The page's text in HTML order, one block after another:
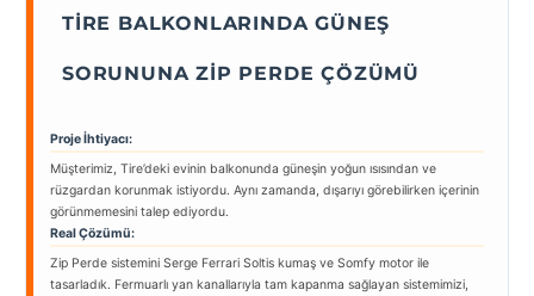
TIRE BALKONLARINDA GÜNEŞ
SORUNUNA ZIP PERDE ÇÖZÜMÜ
Proje İhtiyacı:
Müşterimiz, Tire’deki evinin balkonunda güneşin yoğun ısısından ve
rüzgardan korunmak istiyordu. Aynı zamanda, dışarıyı görebilirken içerinin
görünmemesini talep ediyordu.
Real Çözümü:
Zip Perde sistemini Serge Ferrari Soltis kumaş ve Somfy motor ile
tasarladık. Fermuarlı yan kanallarıyla tam kapanma sağlayan sistemimizi,